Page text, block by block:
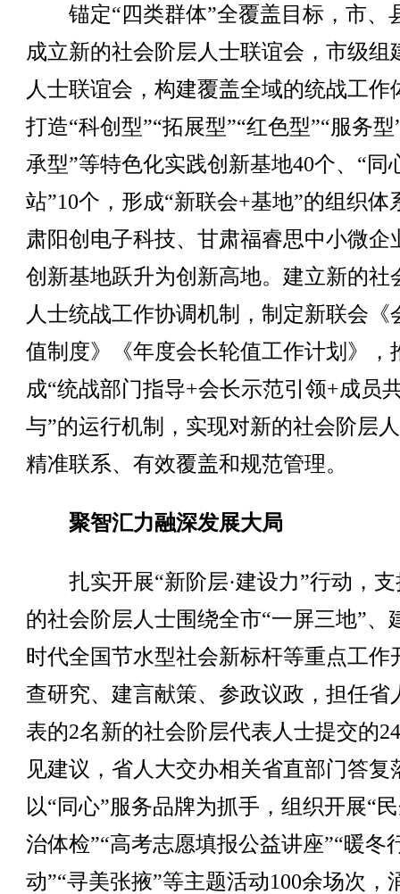
锚定“四类群体”全覆盖目标，市、
成立新的社会阶层人士联谊会，市级组
人士联谊会，构建覆盖全域的统战工作
打造“科创型”“拓展型”“红色型”“服务型
承型”等特色化实践创新基地40个、“同
站”10个，形成“新联会+基地”的组织体
肃阳创电子科技、甘肃福睿思中小微企
创新基地跃升为创新高地。建立新的社
人士统战工作协调机制，制定新联会《
值制度》《年度会长轮值工作计划》，
成“统战部门指导+会长示范引领+成员
与”的运行机制，实现对新的社会阶层
精准联系、有效覆盖和规范管理。
聚智汇力融深发展大局
扎实开展“新阶层·建设力”行动，支
的社会阶层人士围绕全市“一屏三地”、
时代全国节水型社会新标杆等重点工作
查研究、建言献策、参政议政，担任省
表的2名新的社会阶层代表人士提交的
见建议，省人大交办相关省直部门答复
以“同心”服务品牌为抓手，组织开展“
治体检”“高考志愿填报公益讲座”“暖冬
动”“寻美张掖”等主题活动100余场次，